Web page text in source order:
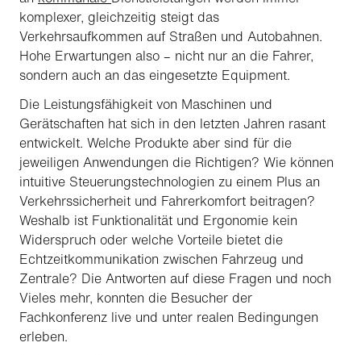
komplexer, gleichzeitig steigt das
Verkehrsaufkommen auf Straßen und Autobahnen.
Hohe Erwartungen also – nicht nur an die Fahrer,
sondern auch an das eingesetzte Equipment.
Die Leistungsfähigkeit von Maschinen und
Gerätschaften hat sich in den letzten Jahren rasant
entwickelt. Welche Produkte aber sind für die
jeweiligen Anwendungen die Richtigen? Wie können
intuitive Steuerungstechnologien zu einem Plus an
Verkehrssicherheit und Fahrerkomfort beitragen?
Weshalb ist Funktionalität und Ergonomie kein
Widerspruch oder welche Vorteile bietet die
Echtzeitkommunikation zwischen Fahrzeug und
Zentrale? Die Antworten auf diese Fragen und noch
Vieles mehr, konnten die Besucher der
Fachkonferenz live und unter realen Bedingungen
erleben.